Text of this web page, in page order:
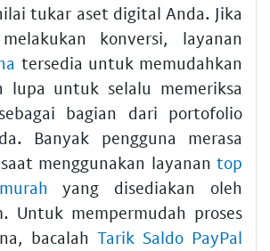
tukar aset digital Anda. Jika
konversi, layanan
tersedia untuk memudahkan
lupa untuk selalu memeriksa
bagian dari portofolio
Banyak pengguna merasa
menggunakan layanan top
yang disediakan oleh
Untuk mempermudah proses
bacalah Tarik Saldo PayPal